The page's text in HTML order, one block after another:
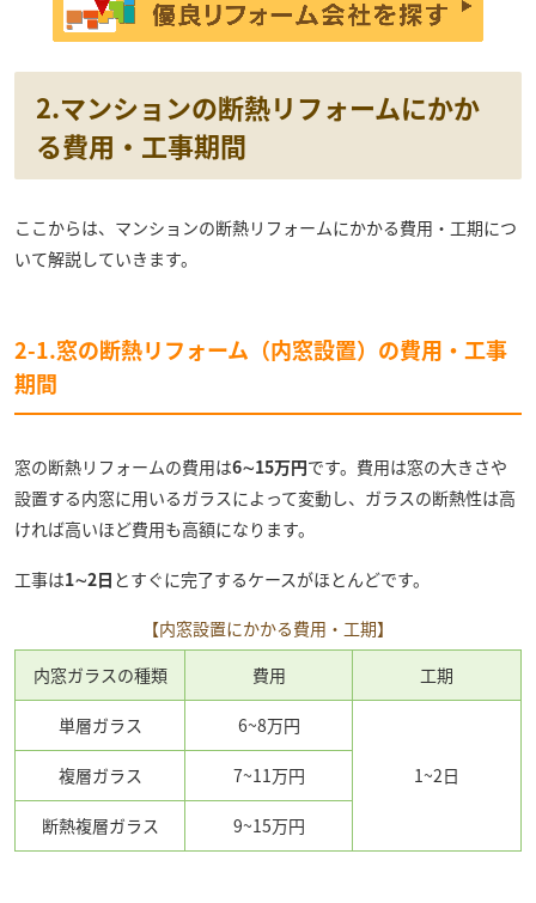
2.マンションの断熱リフォームにかか
る費用・工事期間
ここからは、マンションの断熱リフォームにかかる費用・工期につ
いて解説していきます。
2-1.窓の断熱リフォーム（内窓設置）の費用・工事
期間
窓の断熱リフォームの費用は6∼15万円です。費用は窓の大きさや
設置する内窓に用いるガラスによって変動し、ガラスの断熱性は高
ければ高いほど費用も高額になります。
工事は1∼2日 とすぐに完了するケースがほとんどです。
【内窓設置にかかる費用・工期】
内窓ガラスの種類
費用 工期
単層ガラス 6~8万円
1~2日
複層ガラス 7~11万円
断熱複層ガラス 9~15万円